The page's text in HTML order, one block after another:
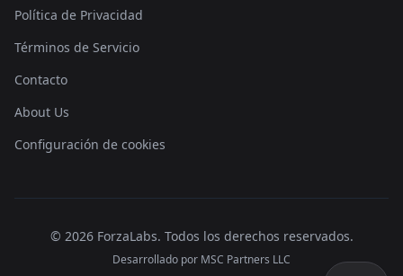
Política de Privacidad
Términos de Servicio
Contacto
About Us
Configuración de cookies
© 2026 ForzaLabs. Todos los derechos reservados.
Desarrollado por MSC Partners LLC